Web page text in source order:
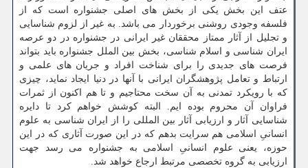
عتف این بخش یکی از بخش های اصلی جشنواره است که از
فلسفه وجودی روشنی برخوردار می باشد. به غیر از لزوم شناسایی
و تجلیل از آثار ممتاز محققان غیر ایرانی در جشنواره در دو عرصه
ایران شناسی و اسلام شناسی، بخش بین الملل جشنواره باید بتواند
فرصت های جدیدی را برای شناخت افراد و جریان های علمی و
ارتباط و تعامل پژوهشگران ایرانی با آنها در دنیا ایجاد نماید، چیزی
که با رویکرد تمدنی به آن سخت محتاجیم و تا هم اکنون از ثمرات
فراوان آن محروم بوده ایم. البته کوشش خواهم کرد تا دایره
شناسایی آثار و ارزیابی آثار بین المللی را از ایران شناسی به علوم
انسانیِ اسلامی هم سرایت بدهم که در این صورت آثاری که در این
حوزه، یعنی علوم انسانیِ اسلامی به جشنواره می رسد جهت
ارزیابی به گروه تخصصی مرتبط ارجاع خواهد شد.